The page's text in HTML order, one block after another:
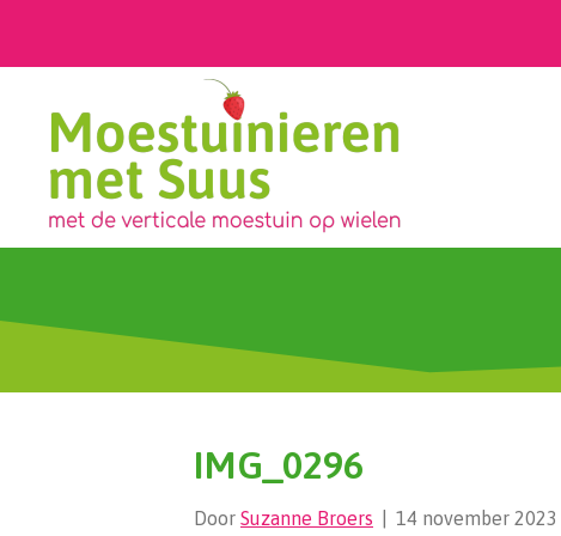
IMG_0296
Door Suzanne Broers 14 november 2023